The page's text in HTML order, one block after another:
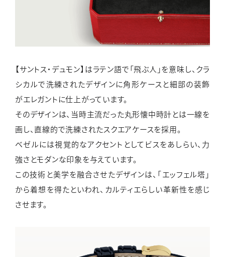
【サントス・デュモン】はラテン語で「飛ぶ人」を意味し、クラ
シカルで洗練されたデザインに角形ケースと細部の装飾
がエレガントに仕上がっています。
そのデザインは、当時主流だった丸形懐中時計とは一線を
画し、直線的で洗練されたスクエアケースを採用。
ベゼルには視覚的なアクセントとしてビスをあしらい、力
強さとモダンな印象を与えています。
この技術と美学を融合させたデザインは、「エッフェル塔」
から着想を得たといわれ、カルティエらしい革新性を感じ
させます。